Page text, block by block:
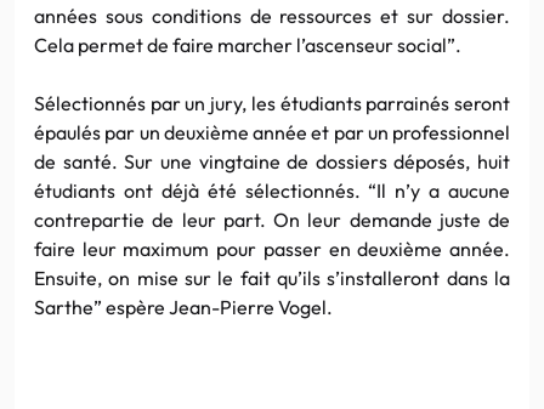
années sous conditions de ressources et sur dossier.
Cela permet de faire marcher l’ascenseur social”.
Sélectionnés par un jury, les étudiants parrainés seront
épaulés par un deuxième année et par un professionnel
de santé. Sur une vingtaine de dossiers déposés, huit
étudiants ont déjà été sélectionnés. “Il n’y a aucune
contrepartie de leur part. On leur demande juste de
faire leur maximum pour passer en deuxième année.
Ensuite, on mise sur le fait qu’ils s’installeront dans la
Sarthe” espère Jean-Pierre Vogel.